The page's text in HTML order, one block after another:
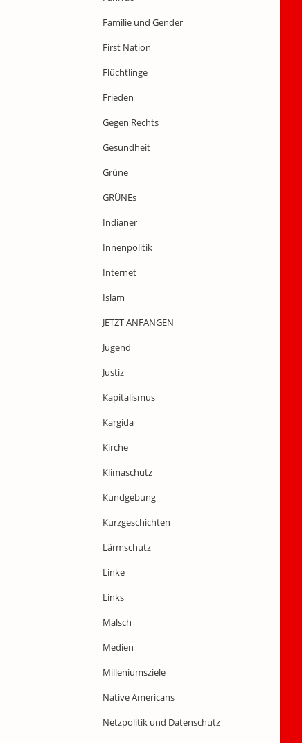
Familie und Gender
First Nation
Flüchtlinge
Frieden
Gegen Rechts
Gesundheit
Grüne
GRÜNEs
Indianer
Innenpolitik
Internet
Islam
JETZT ANFANGEN
Jugend
Justiz
Kapitalismus
Kargida
Kirche
Klimaschutz
Kundgebung
Kurzgeschichten
Lärmschutz
Linke
Links
Malsch
Medien
Milleniumsziele
Native Americans
Netzpolitik und Datenschutz